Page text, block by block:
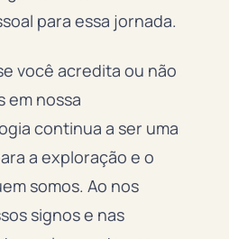
para essa jornada.
você acredita ou não
em nossa
continua a ser uma
a exploração e o
somos. Ao nos
signos e nas